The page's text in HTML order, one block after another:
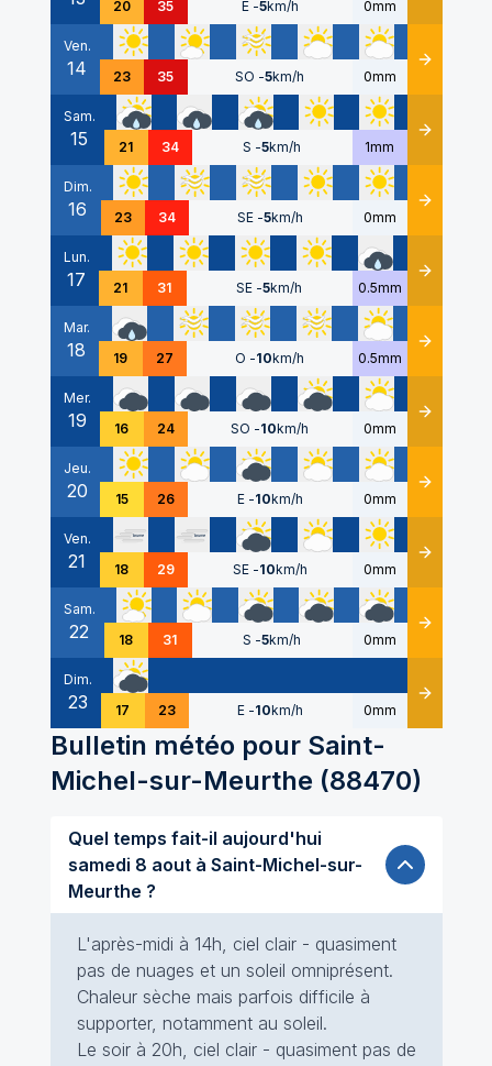
20 35 E -5km/h 0mm
Ven.
14 23 35 SO -5km/h 0mm Détails
Sam.
15 21 34 S -5km/h 1mm Détails
Dim.
16 23 34 SE -5km/h 0mm Détails
Lun.
17 21 31 SE -5km/h 0.5mm Détails
Mar.
18 19 27 O -10km/h 0.5mm Détails
Mer.
19 16 24 SO -10km/h 0mm Détails
Jeu.
20 15 26 E -10km/h 0mm Détails
Ven.
21 18 29 SE -10km/h 0mm Détails
Sam.
22 18 31 S -5km/h 0mm Détails
Dim.
23 17 23 E -10km/h 0mm Détails
Bulletin météo pour Saint-
Michel-sur-Meurthe (88470)
Quel temps fait-il aujourd'hui
samedi 8 aout à Saint-Michel-sur-
Meurthe ?
L'après-midi à 14h, ciel clair - quasiment
pas de nuages et un soleil omniprésent.
Chaleur sèche mais parfois difficile à
supporter, notamment au soleil.
Le soir à 20h, ciel clair - quasiment pas de